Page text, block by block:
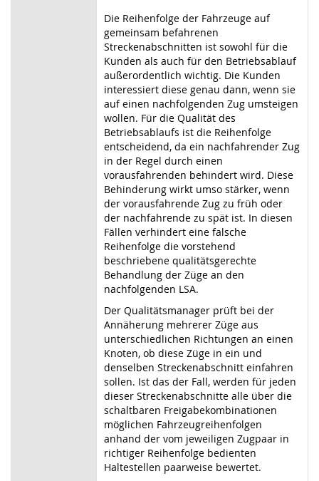
Die Reihenfolge der Fahrzeuge auf
gemeinsam befahrenen
Streckenabschnitten ist sowohl für die
Kunden als auch für den Betriebsablauf
außerordentlich wichtig. Die Kunden
interessiert diese genau dann, wenn sie
auf einen nachfolgenden Zug umsteigen
wollen. Für die Qualität des
Betriebsablaufs ist die Reihenfolge
entscheidend, da ein nachfahrender Zug
in der Regel durch einen
vorausfahrenden behindert wird. Diese
Behinderung wirkt umso stärker, wenn
der vorausfahrende Zug zu früh oder
der nachfahrende zu spät ist. In diesen
Fällen verhindert eine falsche
Reihenfolge die vorstehend
beschriebene qualitätsgerechte
Behandlung der Züge an den
nachfolgenden LSA.
Der Qualitätsmanager prüft bei der
Annäherung mehrerer Züge aus
unterschiedlichen Richtungen an einen
Knoten, ob diese Züge in ein und
denselben Streckenabschnitt einfahren
sollen. Ist das der Fall, werden für jeden
dieser Streckenabschnitte alle über die
schaltbaren Freigabekombinationen
möglichen Fahrzeugreihenfolgen
anhand der vom jeweiligen Zugpaar in
richtiger Reihenfolge bedienten
Haltestellen paarweise bewertet.